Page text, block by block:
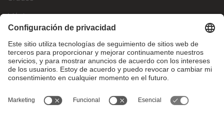
Másteres
Movilidad Internacional
Investigación
Empresa
¿Qué necesitas?